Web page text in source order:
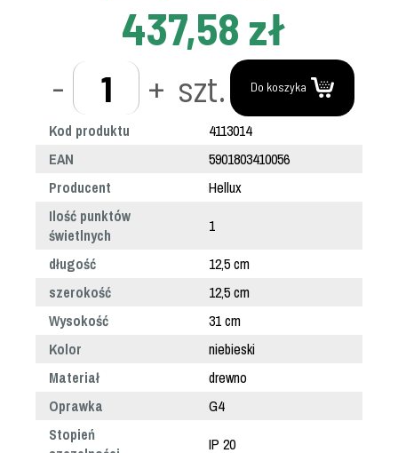
437,58 zł
- + szt. Do koszyka
Kod produktu
4113014
EAN
5901803410056
Producent
Hellux
Ilość punktów
świetlnych
1
długość
12,5 cm
szerokość
12,5 cm
Wysokość
31 cm
Kolor
niebieski
Materiał
drewno
Oprawka
G4
Stopień
IP 20